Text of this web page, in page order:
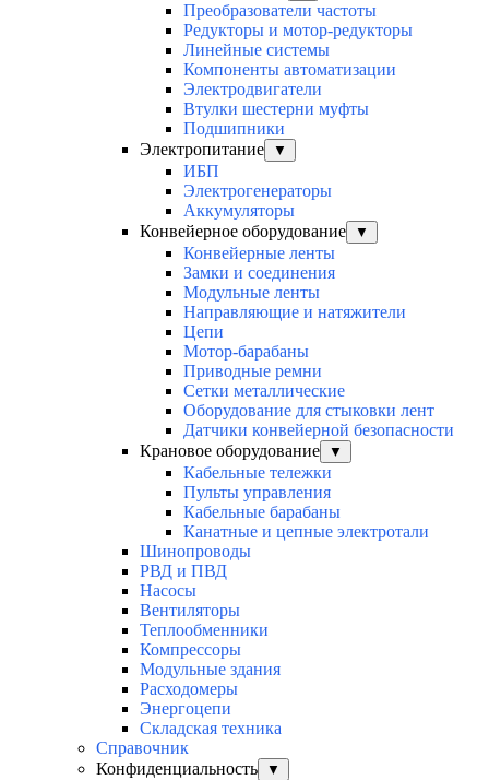
Преобразователи частоты
Редукторы и мотор-редукторы
Линейные системы
Компоненты автоматизации
Электродвигатели
Втулки шестерни муфты
Подшипники
Электропитание
▼
ИБП
Электрогенераторы
Аккумуляторы
Конвейерное оборудование
▼
Конвейерные ленты
Замки и соединения
Модульные ленты
Направляющие и натяжители
Цепи
Мотор-барабаны
Приводные ремни
Сетки металлические
Оборудование для стыковки лент
Датчики конвейерной безопасности
Крановое оборудование
▼
Кабельные тележки
Пульты управления
Кабельные барабаны
Канатные и цепные электротали
Шинопроводы
РВД и ПВД
Насосы
Вентиляторы
Теплообменники
Компрессоры
Модульные здания
Расходомеры
Энергоцепи
Складская техника
Справочник
Конфиденциальность
▼